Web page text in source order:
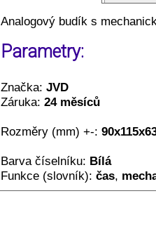
Analogový budík s
Parametry:
Značka: JVD
Záruka: 24 měsíců
Rozměry (mm) +-:
Barva číselníku: Bílá
Funkce (slovník): čas,